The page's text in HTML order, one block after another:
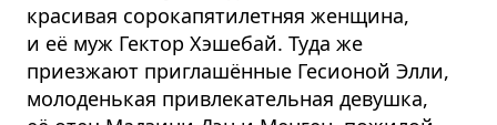
красивая сорокапятилетняя женщина,
и её муж Гектор Хэшебай. Туда же
приезжают приглашённые Гесионой Элли,
молоденькая привлекательная девушка,